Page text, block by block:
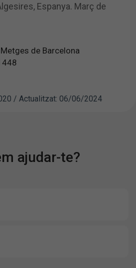
Espanya. Març de
de Barcelona
/ Actualitzat: 06/06/2024
ajudar-te?